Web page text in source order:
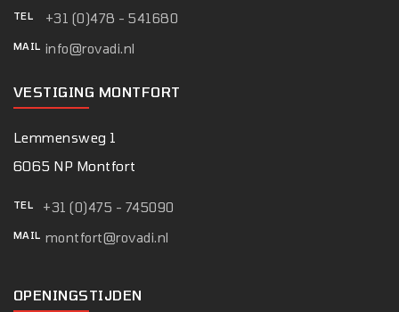
TEL +31 (0)478 - 541680
MAIL info@rovadi.nl
VESTIGING MONTFORT
Lemmensweg 1
6065 NP Montfort
TEL +31 (0)475 - 745090
MAIL montfort@rovadi.nl
OPENINGSTIJDEN